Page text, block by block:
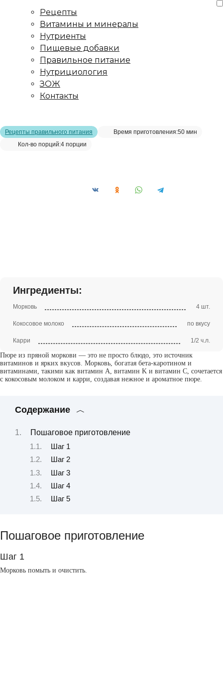
Рецепты
Витамины и минералы
Нутриенты
Пищевые добавки
Правильное питание
Нутрициология
ЗОЖ
Контакты
Рецепты правильного питания Время приготовления:50 мин
Кол-во порций:4 порции
Ингредиенты:
Морковь 4 шт.
Кокосовое молоко по вкусу
Карри 1/2 ч.л.
Пюре из пряной моркови — это не просто блюдо, это источник
витаминов и ярких вкусов. Морковь, богатая бета-каротином и
витаминами, такими как витамин A, витамин K и витамин C, сочетается
с кокосовым молоком и карри, создавая нежное и ароматное пюре.
Содержание
Пошаговое приготовление
Шаг 1
Шаг 2
Шаг 3
Шаг 4
Шаг 5
Пошаговое приготовление
Шаг 1
Морковь помыть и очистить.